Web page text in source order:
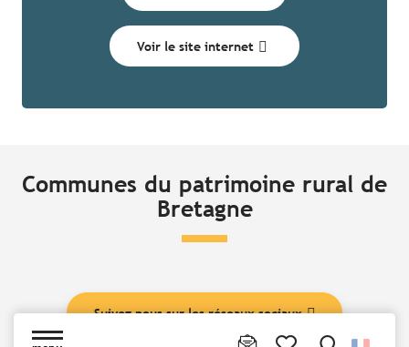
Voir le site internet
Communes du patrimoine rural de
Bretagne
Suivez nous sur les réseaux sociaux